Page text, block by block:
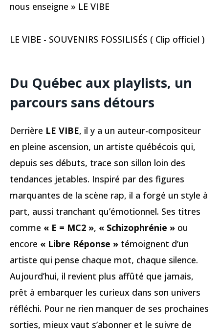
nous enseigne » LE VIBE
LE VIBE - SOUVENIRS FOSSILISÉS ( Clip officiel )
Du Québec aux playlists, un
parcours sans détours
Derrière LE VIBE, il y a un auteur-compositeur
en pleine ascension, un artiste québécois qui,
depuis ses débuts, trace son sillon loin des
tendances jetables. Inspiré par des figures
marquantes de la scène rap, il a forgé un style à
part, aussi tranchant qu’émotionnel. Ses titres
comme « E = MC2 », « Schizophrénie » ou
encore « Libre Réponse » témoignent d’un
artiste qui pense chaque mot, chaque silence.
Aujourd’hui, il revient plus affûté que jamais,
prêt à embarquer les curieux dans son univers
réfléchi. Pour ne rien manquer de ses prochaines
sorties, mieux vaut s’abonner et le suivre de